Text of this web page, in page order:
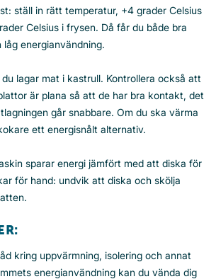
ställ in rätt temperatur, +4 grader Celsius
Celsius i frysen. Då får du både bra
energianvändning.
lagar mat i kastrull. Kontrollera också att
är plana så att de har bra kontakt, det
går snabbare. Om du ska värma
ett energisnålt alternativ.
sparar energi jämfört med att diska för
för hand: undvik att diska och skölja
kring uppvärmning, isolering och annat
energianvändning kan du vända dig